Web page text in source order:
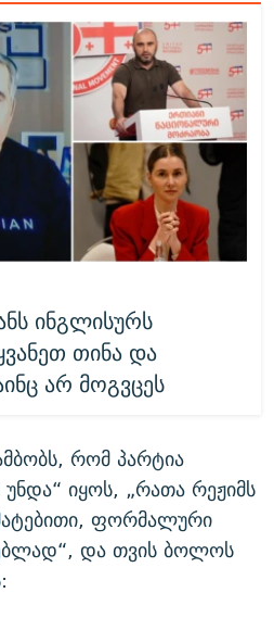
ინგლისურს
თინა და
არ მოგვცეს
რომ პარტია
იყოს, „რათა რეჟიმს
ფორმალური
და თვის ბოლოს